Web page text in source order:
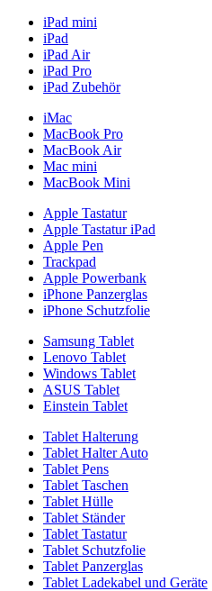
iPad mini
iPad
iPad Air
iPad Pro
iPad Zubehör
iMac
MacBook Pro
MacBook Air
Mac mini
MacBook Mini
Apple Tastatur
Apple Tastatur iPad
Apple Pen
Trackpad
Apple Powerbank
iPhone Panzerglas
iPhone Schutzfolie
Samsung Tablet
Lenovo Tablet
Windows Tablet
ASUS Tablet
Einstein Tablet
Tablet Halterung
Tablet Halter Auto
Tablet Pens
Tablet Taschen
Tablet Hülle
Tablet Ständer
Tablet Tastatur
Tablet Schutzfolie
Tablet Panzerglas
Tablet Ladekabel und Geräte